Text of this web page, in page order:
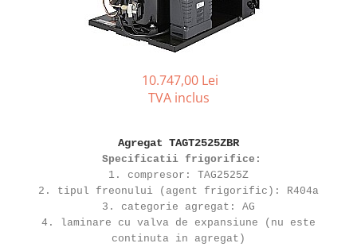
REZISTENTE DIGIVRARE
REZISTENTE SILICONICE
Ventilatoare turbina
VENTILATOARE AXIALE
Compresoare Cubigel R134a
Compresoare Cubigel R404a
VAPORIZATOARE LU-VE
10.747,00 Lei
TVA inclus
Agregat TAGT2525ZBR
Specificatii frigorifice:
1. compresor: TAG2525Z
2. tipul freonului (agent frigorific): R404a
3. categorie agregat: AG
4. laminare cu valva de expansiune (nu este
continuta in agregat)